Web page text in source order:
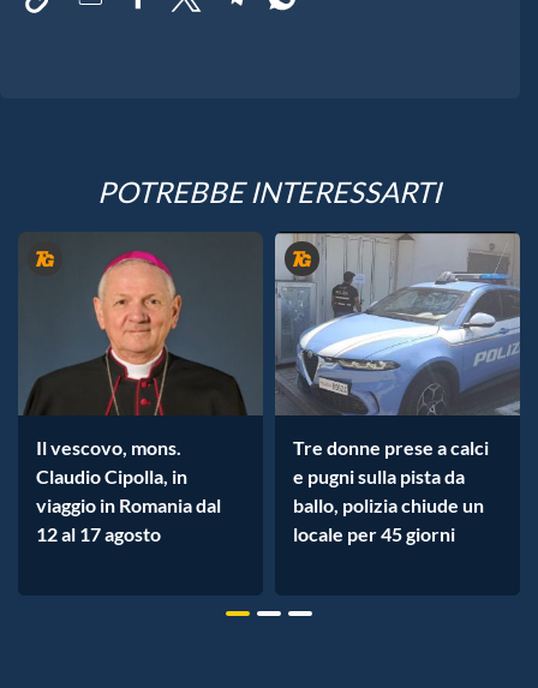
POTREBBE INTERESSARTI
Il vescovo, mons.
Claudio Cipolla, in
viaggio in Romania dal
12 al 17 agosto
Tre donne prese a calci
e pugni sulla pista da
ballo, polizia chiude un
locale per 45 giorni